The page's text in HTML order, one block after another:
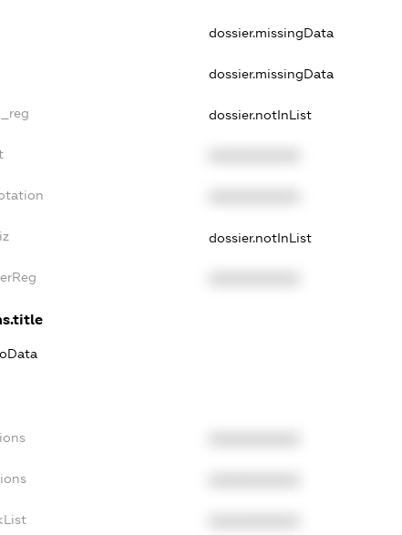
dossier.missingData
dossier.missingData
dossier.notInList
dossier.notInList